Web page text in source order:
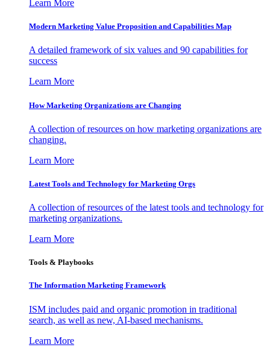
Learn More
Modern Marketing Value Proposition and Capabilities Map
A detailed framework of six values and 90 capabilities for
success
Learn More
How Marketing Organizations are Changing
A collection of resources on how marketing organizations are
changing.
Learn More
Latest Tools and Technology for Marketing Orgs
A collection of resources of the latest tools and technology for
marketing organizations.
Learn More
Tools & Playbooks
The Information Marketing Framework
ISM includes paid and organic promotion in traditional
search, as well as new, AI-based mechanisms.
Learn More